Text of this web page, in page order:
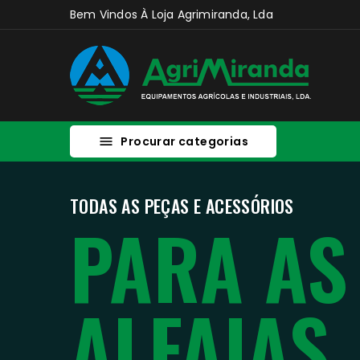
Bem Vindos À Loja Agrimiranda, Lda
 Procurar categorias
TODAS AS PEÇAS E ACESSÓRIOS
PARA
TODAS AS PEÇAS E ACESSÓRIOS
PARA